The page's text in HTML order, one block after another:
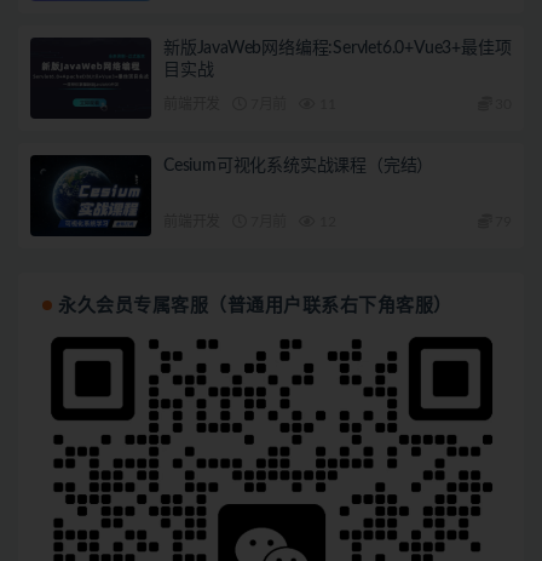
新版JavaWeb网络编程:Servlet6.0+Vue3+最佳项
目实战
Cesium可视化系统实战课程（完结）
永久会员专属客服（普通用户联系右下角客服）